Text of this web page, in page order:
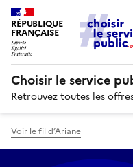
RÉPUBLIQUE
FRANÇAISE
Choisir le service
Retrouvez toutes les
Voir le fil d’Ariane